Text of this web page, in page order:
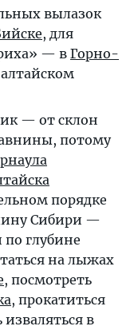
вылазок
, для
— в Горно-
— от склон
потому
порядке
Сибири —
по глубине
на лыжах
, посмотреть
, прокатиться
изваляться в